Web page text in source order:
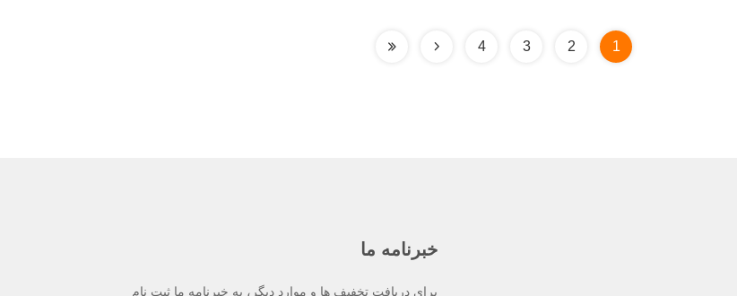
1
2
3
4
خبرنامه ما
برای دریافت تخفیف ها و موارد دیگر، به خبرنامه ما ثبت نام